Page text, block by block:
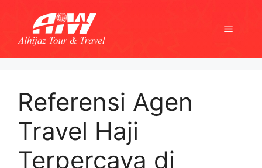
content
Menu
Referensi Agen
Travel Haji
Terpercaya di